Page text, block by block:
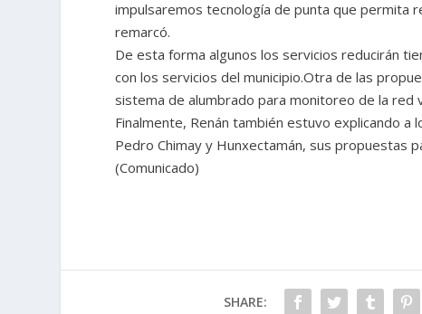
impulsaremos tecnología de punta que permita
remarcó.
De esta forma algunos los servicios reducirán
con los servicios del municipio.Otra de las
sistema de alumbrado para monitoreo de la red
Finalmente, Renán también estuvo explicando a
Pedro Chimay y Hunxectamán, sus propuestas
(Comunicado)
SHARE: